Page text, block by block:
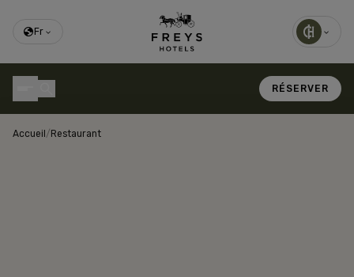
Fr
RÉSERVER
Accueil / Restaurant